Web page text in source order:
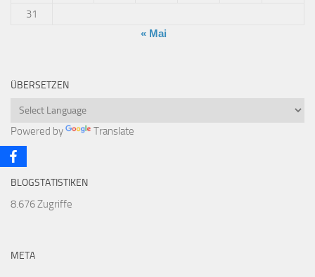
31
« Mai
ÜBERSETZEN
Powered by Translate
BLOGSTATISTIKEN
8.676 Zugriffe
META